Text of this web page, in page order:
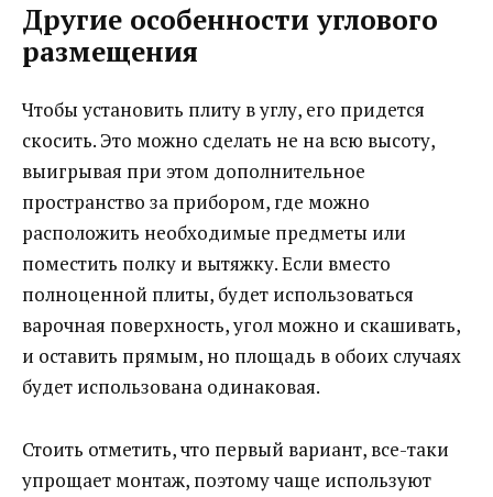
Другие особенности углового
размещения
Чтобы установить плиту в углу, его придется
скосить. Это можно сделать не на всю высоту,
выигрывая при этом дополнительное
пространство за прибором, где можно
расположить необходимые предметы или
поместить полку и вытяжку. Если вместо
полноценной плиты, будет использоваться
варочная поверхность, угол можно и скашивать,
и оставить прямым, но площадь в обоих случаях
будет использована одинаковая.
Стоить отметить, что первый вариант, все-таки
упрощает монтаж, поэтому чаще используют